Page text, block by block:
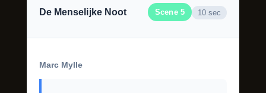
Scene 5
De Menselijke Noot 10 sec
Marc Mylle